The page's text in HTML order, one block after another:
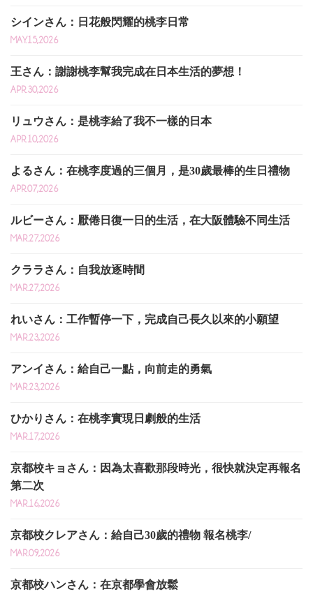
シインさん：日花般閃耀的桃李日常
MAY.15,2026
王さん：謝謝桃李幫我完成在日本生活的夢想！
APR.30,2026
リュウさん：是桃李給了我不一樣的日本
APR.10,2026
よるさん：在桃李度過的三個月，是30歲最棒的生日禮物
APR.07,2026
ルビーさん：厭倦日復一日的生活，在大阪體驗不同生活
MAR.27,2026
クララさん：自我放逐時間
MAR.27,2026
れいさん：工作暫停一下，完成自己長久以來的小願望
MAR.23,2026
アンイさん：給自己一點，向前走的勇氣
MAR.23,2026
ひかりさん：在桃李實現日劇般的生活
MAR.17,2026
京都校キョさん：因為太喜歡那段時光，很快就決定再報名
第二次
MAR.16,2026
京都校クレアさん：給自己30歲的禮物 報名桃李/
MAR.09,2026
京都校ハンさん：在京都學會放鬆